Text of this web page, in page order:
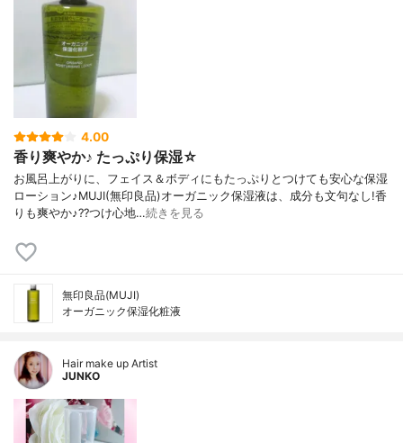
4.00
香り爽やか♪ たっぷり保湿☆
お風呂上がりに、フェイス＆ボディにもたっぷりとつけても安心な保湿
ローション♪MUJI(無印良品)オーガニック保湿液は、成分も文句なし!香
りも爽やか♪??つけ心地…続きを見る
無印良品(MUJI)
オーガニック保湿化粧液
Hair make up Artist
JUNKO